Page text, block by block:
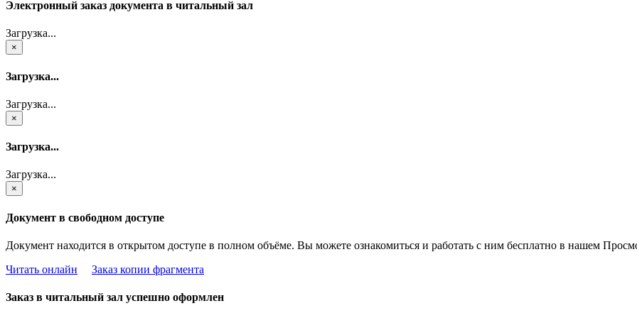
Электронный заказ документа в читальный зал
Загрузка...
×
Загрузка...
Загрузка...
×
Загрузка...
Загрузка...
×
Документ в свободном доступе
Документ находится в открытом доступе в полном объёме. Вы можете ознакомиться и работать с ним бесплатно в нашем
Читать онлайн
Заказ копии фрагмента
Заказ в читальный зал успешно оформлен